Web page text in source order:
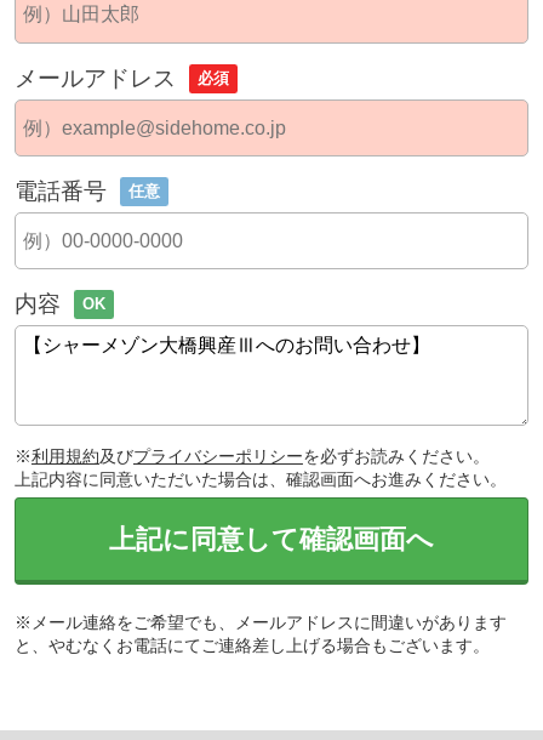
メールアドレス 必須
電話番号 任意
内容 OK
※利用規約及びプライバシーポリシーを必ずお読みください。
上記内容に同意いただいた場合は、確認画面へお進みください。
上記に同意して確認画面へ
※メール連絡をご希望でも、メールアドレスに間違いがあります
と、やむなくお電話にてご連絡差し上げる場合もございます。